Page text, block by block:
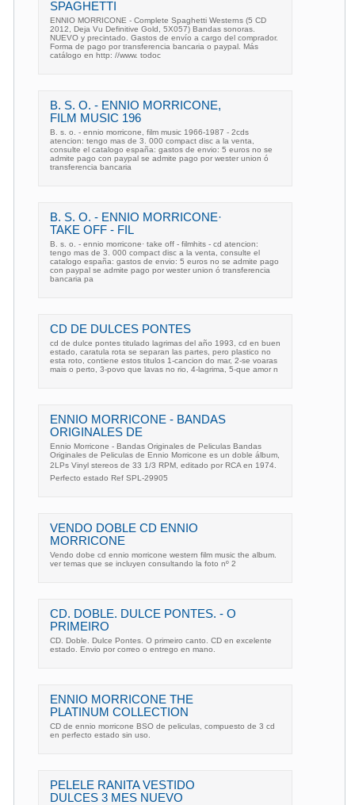
SPAGHETTI
ENNIO MORRICONE - Complete Spaghetti Westerns (5 CD
2012, Deja Vu Definitive Gold, 5X057) Bandas sonoras.
NUEVO y precintado. Gastos de envío a cargo del comprador.
Forma de pago por transferencia bancaria o paypal. Más
catálogo en http: //www. todoc
B. S. O. - ENNIO MORRICONE,
FILM MUSIC 196
B. s. o. - ennio morricone, film music 1966-1987 - 2cds
atencion: tengo mas de 3. 000 compact disc a la venta,
consulte el catalogo españa: gastos de envio: 5 euros no se
admite pago con paypal se admite pago por wester union ó
transferencia bancaria
B. S. O. - ENNIO MORRICONE·
TAKE OFF - FIL
B. s. o. - ennio morricone· take off - filmhits - cd atencion:
tengo mas de 3. 000 compact disc a la venta, consulte el
catalogo españa: gastos de envio: 5 euros no se admite pago
con paypal se admite pago por wester union ó transferencia
bancaria pa
CD DE DULCES PONTES
cd de dulce pontes titulado lagrimas del año 1993, cd en buen
estado, caratula rota se separan las partes, pero plastico no
esta roto, contiene estos titulos 1-cancion do mar, 2-se voaras
mais o perto, 3-povo que lavas no rio, 4-lagrima, 5-que amor n
ENNIO MORRICONE - BANDAS
ORIGINALES DE
Ennio Morricone - Bandas Originales de Peliculas Bandas
Originales de Peliculas de Ennio Morricone es un doble álbum,
2LPs Vinyl stereos de 33 1/3 RPM, editado por RCA en 1974.
Perfecto estado Ref SPL-29905
VENDO DOBLE CD ENNIO
MORRICONE
Vendo dobe cd ennio morricone western film music the album.
ver temas que se incluyen consultando la foto nº 2
CD. DOBLE. DULCE PONTES. - O
PRIMEIRO
CD. Doble. Dulce Pontes. O primeiro canto. CD en excelente
estado. Envio por correo o entrego en mano.
ENNIO MORRICONE THE
PLATINUM COLLECTION
CD de ennio morricone BSO de peliculas, compuesto de 3 cd
en perfecto estado sin uso.
PELELE RANITA VESTIDO
DULCES 3 MES NUEVO